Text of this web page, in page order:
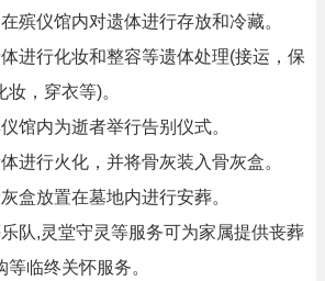
殡仪馆内对遗体进行存放和冷藏。
进行化妆和整容等遗体处理(接运，保
，穿衣等)。
馆内为逝者举行告别仪式。
进行火化，并将骨灰装入骨灰盒。
盒放置在墓地内进行安葬。
队,灵堂守灵等服务可为家属提供丧葬
临终关怀服务。